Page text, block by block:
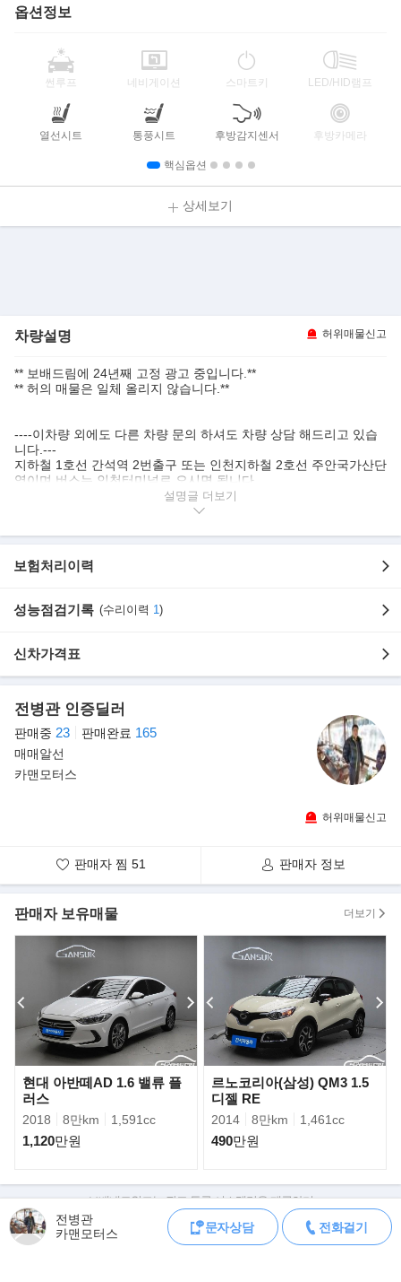
옵션정보
썬루프 네비게이션 스마트키 LED/HID램프
열선시트 통풍시트 후방감지센서 후방카메라
핵심옵션
상세보기
차량설명 허위매물신고
** 보배드림에 24년째 고정 광고 중입니다.**
** 허의 매물은 일체 올리지 않습니다.**
----이차량 외에도 다른 차량 문의 하셔도 차량 상담 해드리고 있습
니다.---
지하철 1호선 간석역 2번출구 또는 인천지하철 2호선 주안국가산단
역이며 버스는 인천터미널로 오시면 됩니다.
근거리 분들을 위해 교통편이 불편한 분들은 미리 연락 주시면 계신
곳 까지 픽업 나가 드립니다.--------
장단점
-
》무사고,1인소유,중고차매매상사의 중고차 성능점검을 마친 합법
적인 차량입니다.
》성능기록부상 하부 누유 없이 진단 나온 관리 잘된 차량입니다.
》전차주가 소중히 관리한 차량입니다.상태 좋은 차량 선별하여 올
립니다.차량상태 특AA급 입니다.
》 영업이력렌트이력 없는 순수 자가용 입니다.차량상태 최고 !! 전
▶ 구입 방법
》금요일 오후부터 월요일 오전 까지는 보배드림 직원들 없어서 허
성능기록부 없거나 가격이 동급매물보다 싸거나 하는 매물은 허의,
미끼 매물일 가능성이 높으니 주의 하세요,
》차량 탁송 거래도 오랜 기간동안 하고 있습니다. 요즘엔 편하게
탁송거래들 많이 하시네요,
》탁송거래시 동영상으로 차량정보 세세히 확인해 드리고 있습니
다.
》동영상으로 차량정보 확인후 마음에 드시면 바로 탁송으로 차량
받아 보실수 있습니다.
》캐피탈 할부,리스를 같이 하고 있으며 차량대차와 당일 차량출고
가능 합니다.
설명글
보험처리이력
성능점검기록 (수리이력 1)
신차가격표
전병관 인증딜러
판매중 23 판매완료 165
매매알선
카맨모터스
허위매물신고
판매자 찜 51 판매자 정보
판매자 보유매물 더보기
현대 아반떼AD 1.6 밸류 플
러스
2018 8만km 1,591cc
1,120만원
르노코리아(삼성) QM3 1.5
디젤 RE
2014 8만km 1,461cc
490만원
전병관
카맨모터스
문자상담 전화걸기
보배네트워크는 광고 등록 시스템만을 제공하며
판매자가 직접 등록한 내용에 대한 모든 책임은 판매자에게 있습니다.
차량 구매 시 차량등록증, 성능점검기록부, 실제 차량 상태,